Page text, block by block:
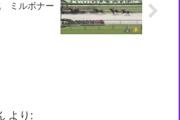
ミルボナー
より: